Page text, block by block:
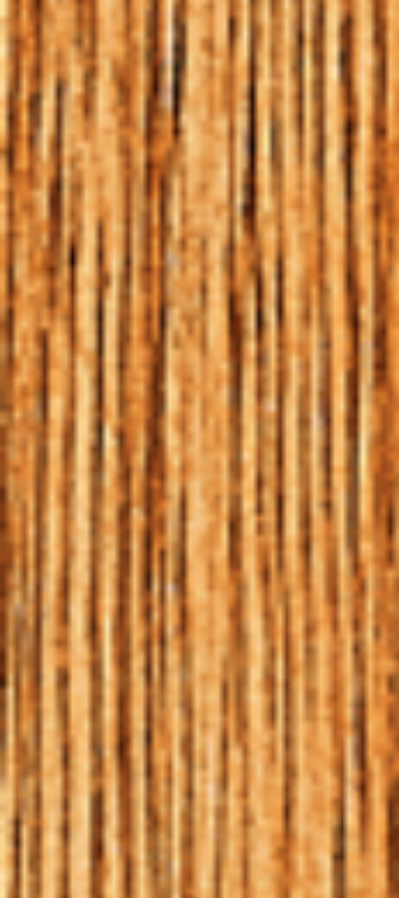
MULHERES QUE BEBEM
CERVEJA SÃO MAIS
FELIZES
BLOG
MULHERES QUE BEBEM CERVEJA SÃO
MAIS FELIZES
08 | MAR | 2018